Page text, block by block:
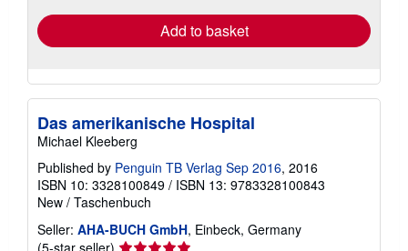
Add to basket
Das amerikanische Hospital
Michael Kleeberg
Published by Penguin TB Verlag Sep 2016, 2016
ISBN 10: 3328100849 / ISBN 13: 9783328100843
New / Taschenbuch
Seller: AHA-BUCH GmbH, Einbeck, Germany
(5-star seller) Seller